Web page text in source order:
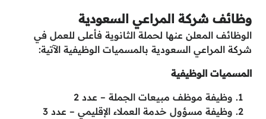
وظائف شركة المراعي السعودية
الوظائف المعلن عنها لحملة الثانوية فأعلى للعمل في
شركة المراعي السعودية بالمسميات الوظيفية الآتية:
المسميات الوظيفية
وظيفة موظف مبيعات الجملة – عدد 2
وظيفة مسؤول خدمة العملاء الإقليمي – عدد 3